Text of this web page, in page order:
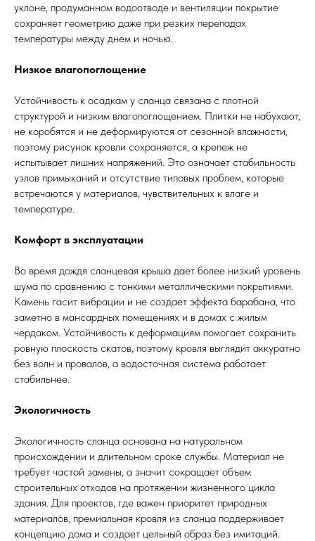
уклоне, продуманном водоотводе и вентиляции покрытие
сохраняет геометрию даже при резких перепадах
температуры между днем и ночью.
Низкое влагопоглощение
Устойчивость к осадкам у сланца связана с плотной
структурой и низким влагопоглощением. Плитки не набухают,
не коробятся и не деформируются от сезонной влажности,
поэтому рисунок кровли сохраняется, а крепеж не
испытывает лишних напряжений. Это означает стабильность
узлов примыканий и отсутствие типовых проблем, которые
встречаются у материалов, чувствительных к влаге и
температуре.
Комфорт в эксплуатации
Во время дождя сланцевая крыша дает более низкий уровень
шума по сравнению с тонкими металлическими покрытиями.
Камень гасит вибрации и не создает эффекта барабана, что
заметно в мансардных помещениях и в домах с жилым
чердаком. Устойчивость к деформациям помогает сохранить
ровную плоскость скатов, поэтому кровля выглядит аккуратно
без волн и провалов, а водосточная система работает
стабильнее.
Экологичность
Экологичность сланца основана на натуральном
происхождении и длительном сроке службы. Материал не
требует частой замены, а значит сокращает объем
строительных отходов на протяжении жизненного цикла
здания. Для проектов, где важен приоритет природных
материалов, премиальная кровля из сланца поддерживает
концепцию дома и создает цельный образ без имитаций.